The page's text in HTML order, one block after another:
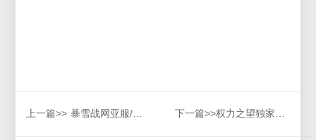
上一篇>> 暴雪战网亚服/台服客户端卡更新，赛博加速器解决战网安装不了卡更新问题 下一篇>>权力之望独家预约教程，如何预约权力之眼游戏教程